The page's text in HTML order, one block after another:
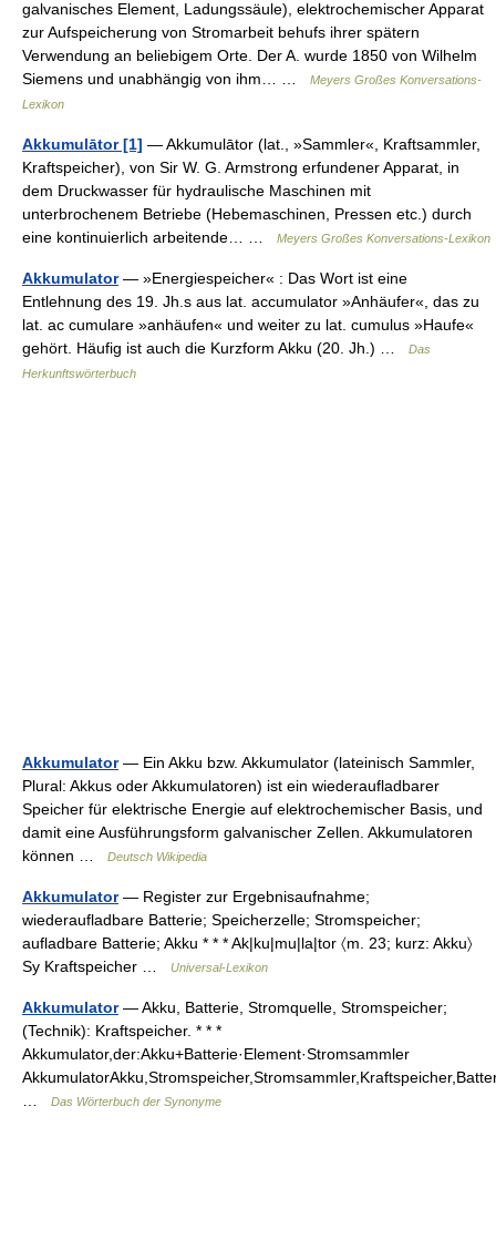
galvanisches Element, Ladungssäule), elektrochemischer Apparat
zur Aufspeicherung von Stromarbeit behufs ihrer spätern
Verwendung an beliebigem Orte. Der A. wurde 1850 von Wilhelm
Siemens und unabhängig von ihm… …
Meyers Großes Konversations-
Lexikon
Akkumulātor [1] — Akkumulātor (lat., »Sammler«, Kraftsammler,
Kraftspeicher), von Sir W. G. Armstrong erfundener Apparat, in
dem Druckwasser für hydraulische Maschinen mit
unterbrochenem Betriebe (Hebemaschinen, Pressen etc.) durch
eine kontinuierlich arbeitende… …
Meyers Großes Konversations-Lexikon
Akkumulator— »Energiespeicher« : Das Wort ist eine
Entlehnung des 19. Jh.s aus lat. accumulator »Anhäufer«, das zu
lat. ac cumulare »anhäufen« und weiter zu lat. cumulus »Haufe«
gehört. Häufig ist auch die Kurzform Akku (20. Jh.) …
Das
Herkunftswörterbuch
Akkumulator— Ein Akku bzw. Akkumulator (lateinisch Sammler,
Plural: Akkus oder Akkumulatoren) ist ein wiederaufladbarer
Speicher für elektrische Energie auf elektrochemischer Basis, und
damit eine Ausführungsform galvanischer Zellen. Akkumulatoren
können …
Deutsch Wikipedia
Akkumulator— Register zur Ergebnisaufnahme;
wiederaufladbare Batterie; Speicherzelle; Stromspeicher;
aufladbare Batterie; Akku * * * Ak|ku|mu|la|tor 〈m. 23; kurz: Akku〉
Sy Kraftspeicher …
Universal-Lexikon
Akkumulator— Akku, Batterie, Stromquelle, Stromspeicher;
(Technik): Kraftspeicher. * * *
Akkumulator,der:Akku+Batterie·Element·Stromsammler
Das Wörterbuch der Synonyme